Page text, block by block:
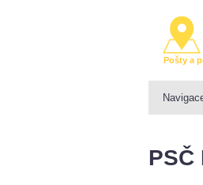
Pošty a
PSČ